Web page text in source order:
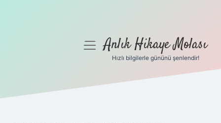
Gizlilik Politikası
menüyüAnlık Hikaye Molası
Hızlı bilgilerle gününü şenlendir!